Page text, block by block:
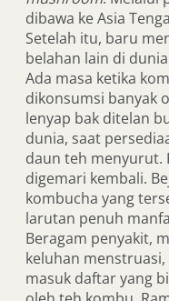
dibawa ke Asia
Setelah itu, baru
belahan lain di
Ada masa ketika
dikonsumsi banyak
lenyap bak ditelan
dunia, saat
daun teh menyurut.
digemari kembali.
kombucha yang
larutan penuh
Beragam penyakit,
keluhan menstruasi,
masuk daftar yang